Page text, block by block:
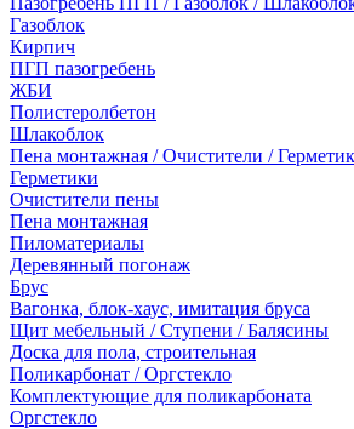
Газоблок
Кирпич
ПГП пазогребень
ЖБИ
Полистеролбетон
Шлакоблок
Пена монтажная / Очистители /
Герметики
Очистители пены
Пена монтажная
Пиломатериалы
Деревянный погонаж
Брус
Вагонка, блок-хаус, имитация бруса
Щит мебельный / Ступени / Балясины
Доска для пола, строительная
Поликарбонат / Оргстекло
Комплектующие для поликарбоната
Оргстекло